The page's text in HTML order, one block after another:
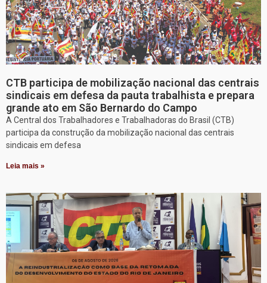
CTB participa de mobilização nacional das centrais
sindicais em defesa da pauta trabalhista e prepara
grande ato em São Bernardo do Campo
A Central dos Trabalhadores e Trabalhadoras do Brasil (CTB)
participa da construção da mobilização nacional das centrais
sindicais em defesa
Leia mais »